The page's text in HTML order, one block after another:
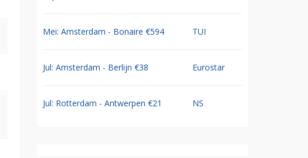
Mei: Amsterdam - Bonaire €594 TUI
Jul: Amsterdam - Berlijn €38 Eurostar
Jul: Rotterdam - Antwerpen €21 NS